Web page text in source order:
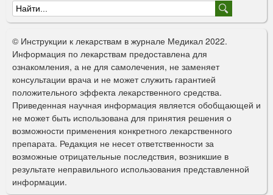
Ф
о
р
м
а
п
о
и
с
к
© Инструкции к лекарствам в журнале Медикал 2022.
Информация по лекарствам предоставлена для
ознакомления, а не для самолечения, не заменяет
консультации врача и не может служить гарантией
положительного эффекта лекарственного средства.
Приведенная научная информация является обобщающей и
не может быть использована для принятия решения о
возможности применения конкретного лекарственного
препарата. Редакция не несет ответственности за
возможные отрицательные последствия, возникшие в
результате неправильного использования представленной
информации.